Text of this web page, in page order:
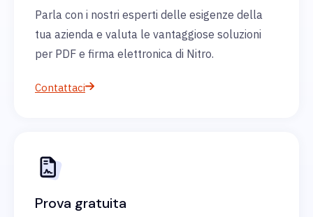
Parla con i nostri esperti delle esigenze della
tua azienda e valuta le vantaggiose soluzioni
per PDF e firma elettronica di Nitro.
Contattaci
Prova gratuita